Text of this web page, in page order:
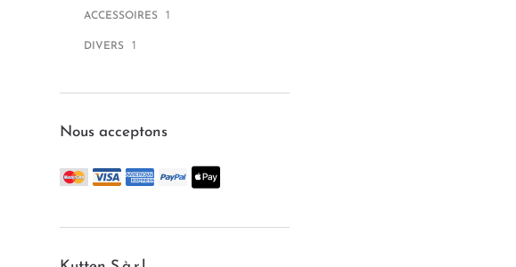
ACCESSOIRES 1
DIVERS 1
Nous acceptons